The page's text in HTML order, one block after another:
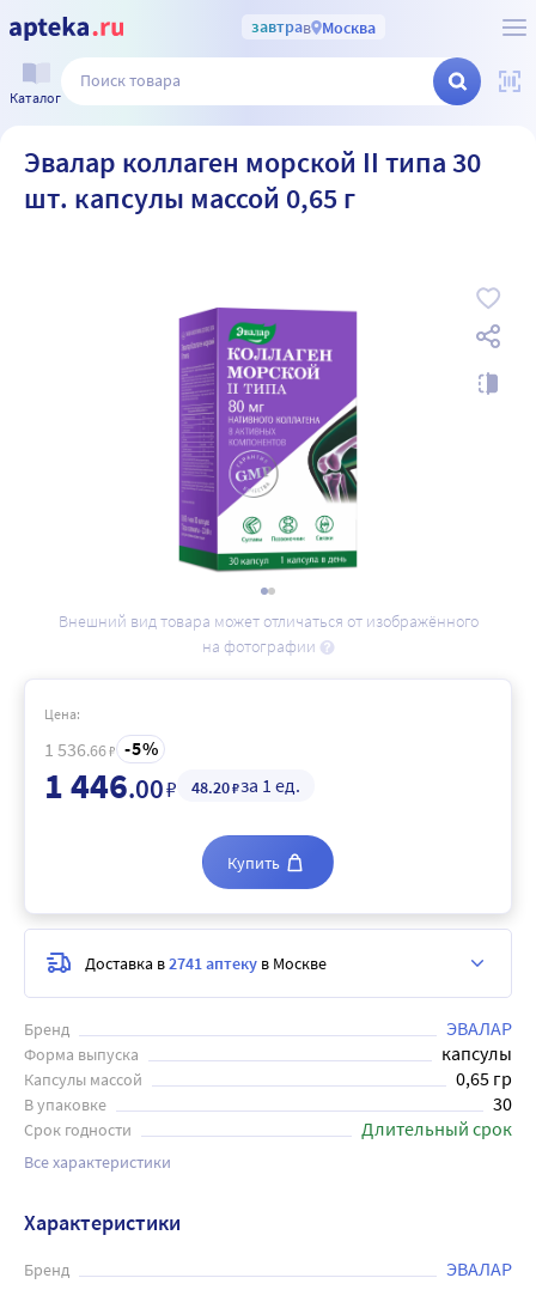
завтрав Москва
Каталог
Эвалар коллаген морской II типа 30
шт. капсулы массой 0,65 г
Внешний вид товара может отличаться от изображённого
на фотографии
Бренд ЭВАЛАР
Форма выпуска капсулы
Капсулы массой 0,65 гр
В упаковке 30
Срок годности Длительный срок
Все характеристики
Цена:
1 536.66₽ 5
1 446.00₽ 48.20₽за 1 ед.
Купить
Доставка в2741 аптеку в Москве
Характеристики
Бренд ЭВАЛАР